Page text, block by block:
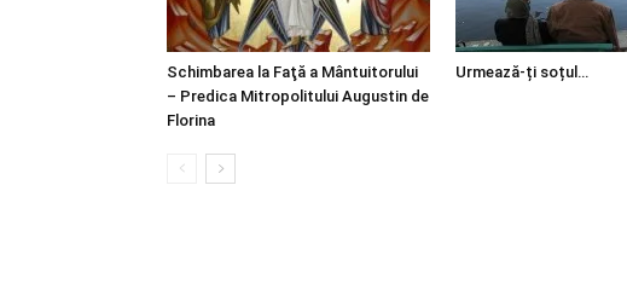
Schimbarea la Faţă a Mântuitorului
– Predica Mitropolitului Augustin de
Florina
Urmează-ți soțul…